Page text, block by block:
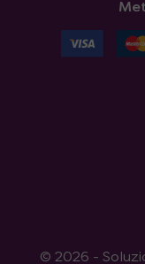
© 2026 -